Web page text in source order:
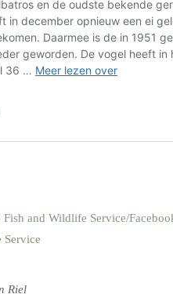
and Wildlife Service/
Riel